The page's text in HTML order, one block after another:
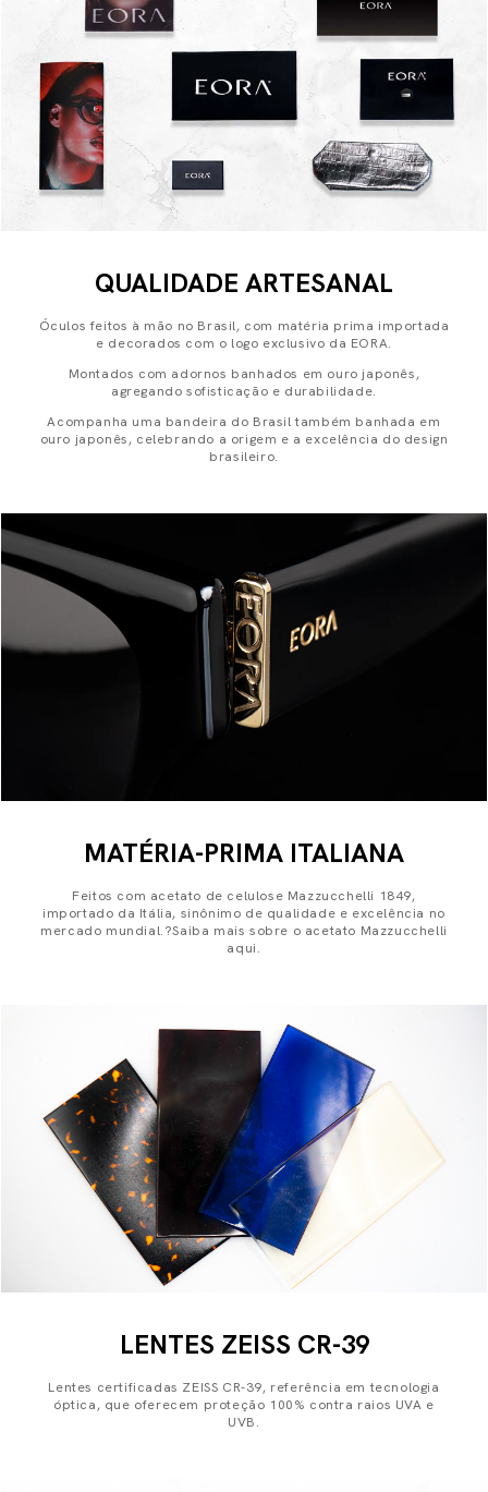
QUALIDADE ARTESANAL
Óculos feitos à mão no Brasil, com matéria prima importada
e decorados com o logo exclusivo da EORA.
Montados com adornos banhados em ouro japonês,
agregando sofisticação e durabilidade.
Acompanha uma bandeira do Brasil também banhada em
ouro japonês, celebrando a origem e a excelência do design
brasileiro.
MATÉRIA-PRIMA ITALIANA
Feitos com acetato de celulose Mazzucchelli 1849,
importado da Itália, sinônimo de qualidade e excelência no
mercado mundial.?Saiba mais sobre o acetato Mazzucchelli
aqui.
LENTES ZEISS CR-39
Lentes certificadas ZEISS CR-39, referência em tecnologia
óptica, que oferecem proteção 100% contra raios UVA e
UVB.